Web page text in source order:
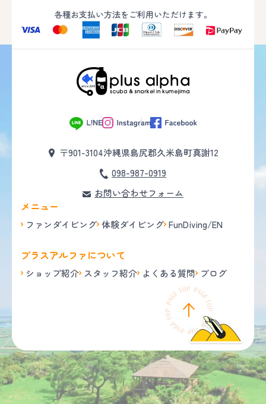
各種お支払い方法をご利用いただけます。
〒901-3104沖縄県島尻郡久米島町真謝12
098-987-0919
お問い合わせフォーム
メニュー
ファンダイビング 体験ダイビング FunDiving/EN
プラスアルファについて
ショップ紹介 スタッフ紹介 よくある質問 ブログ